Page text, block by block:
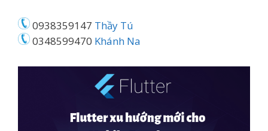
0938359147 Thầy Tú
0348599470 Khánh Na